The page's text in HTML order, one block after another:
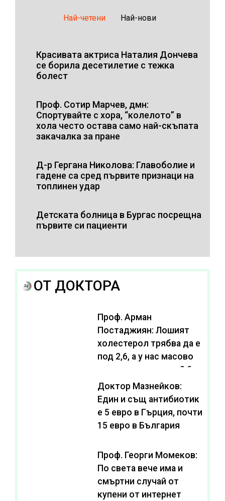
Най-четени Най-нови
Красивата актриса Наталия Дончева
се борила десетилетие с тежка
болест
Проф. Сотир Марчев, дмн:
Спортувайте с хора, “колелото” в
хола често остава само най-скъпата
закачалка за пране
Д-р Гергана Николова: Главоболие и
гадене са сред първите признаци на
топлинен удар
Детската болница в Бургас посрещна
първите си пациенти
ОТ ДОКТОРА
Проф. Арман
Постаджиян: Лошият
холестерол трябва да е
под 2,6, а у нас масово
се живее с нива от 3,2
Доктор Мазнейков:
Един и същ антибиотик
e 5 евро в Гърция, почти
15 евро в България
Проф. Георги Момеков:
По света вече има и
смъртни случай от
купени от интернет